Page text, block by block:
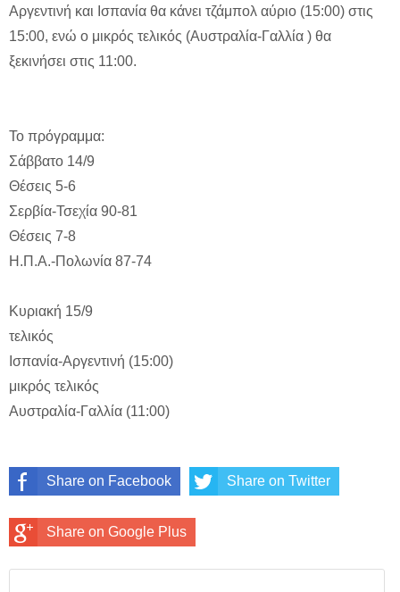
Αργεντινή και Ισπανία θα κάνει τζάμπολ αύριο (15:00) στις
15:00, ενώ ο μικρός τελικός (Αυστραλία-Γαλλία ) θα
ξεκινήσει στις 11:00.
Το πρόγραμμα:
Σάββατο 14/9
Θέσεις 5-6
Σερβία-Τσεχία 90-81
Θέσεις 7-8
Η.Π.Α.-Πολωνία 87-74
Κυριακή 15/9
τελικός
Ισπανία-Αργεντινή (15:00)
μικρός τελικός
Αυστραλία-Γαλλία (11:00)
Share on Facebook Share on Twitter
Share on Google Plus